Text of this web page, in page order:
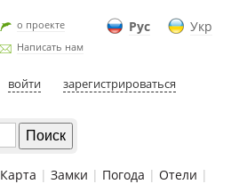
Рус Укр
о проекте
Написать нам
войти зарегистрироваться
Карта | Замки | Погода | Отели |